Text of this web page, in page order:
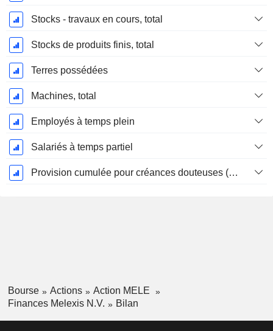
Stocks - travaux en cours, total
Stocks de produits finis, total
Terres possédées
Machines, total
Employés à temps plein
Salariés à temps partiel
Provision cumulée pour créances douteuses (Supple)
Bourse Actions
Action MELE
Finances Melexis N.V.
Bilan